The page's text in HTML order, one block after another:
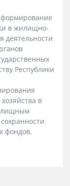
в жилищно-
деятельности
Республики
в
фондов.